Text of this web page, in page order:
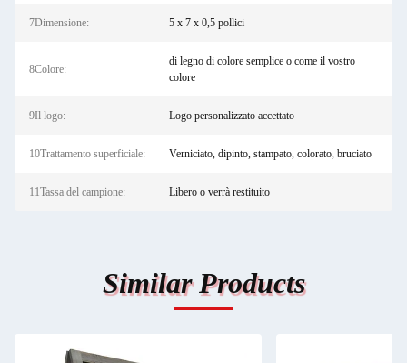
7Dimensione: 5 x 7 x 0,5 pollici
8Colore:
di legno di colore semplice o come il vostro
colore
9Il logo: Logo personalizzato accettato
10Trattamento superficiale: Verniciato, dipinto, stampato, colorato, bruciato
11Tassa del campione: Libero o verrà restituito
Similar Products